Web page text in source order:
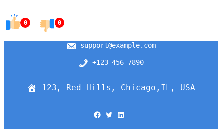
0 0
support@example.com
+123 456 7890
123, Red Hills, Chicago,IL, USA
Facebook Twitter LinkedIn